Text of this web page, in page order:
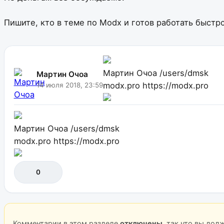
Пишите, кто в теме по Modx и готов работать
Мартин Очоа
14 июля 2018, 23:59
Мартин Очоа /users/dmsk
modx.pro https://modx.pro
Мартин Очоа /users/dmsk
modx.pro https://modx.pro
0